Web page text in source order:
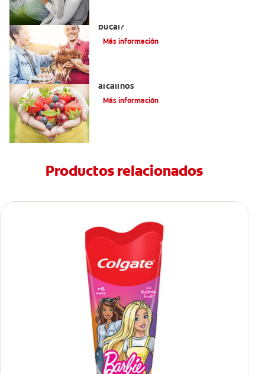
bucal?
Más información
alcalinos
Más información
Productos relacionados